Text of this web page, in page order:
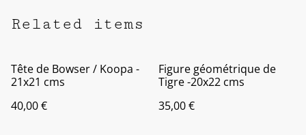
Related items
Tête de Bowser / Koopa -
21x21 cms
40,00 €
Figure géométrique de
Tigre -20x22 cms
35,00 €